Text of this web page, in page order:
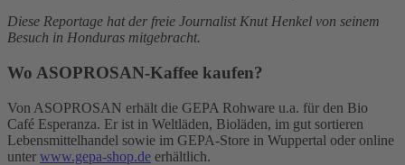
Diese Reportage hat der freie Journalist Knut Henkel von seinem
Besuch in Honduras mitgebracht.
Wo ASOPROSAN-Kaffee kaufen?
Von ASOPROSAN erhält die GEPA Rohware u.a. für den Bio
Café Esperanza. Er ist in Weltläden, Bioläden, im gut sortieren
Lebensmittelhandel sowie im GEPA-Store in Wuppertal oder online
unter www.gepa-shop.de erhältlich.